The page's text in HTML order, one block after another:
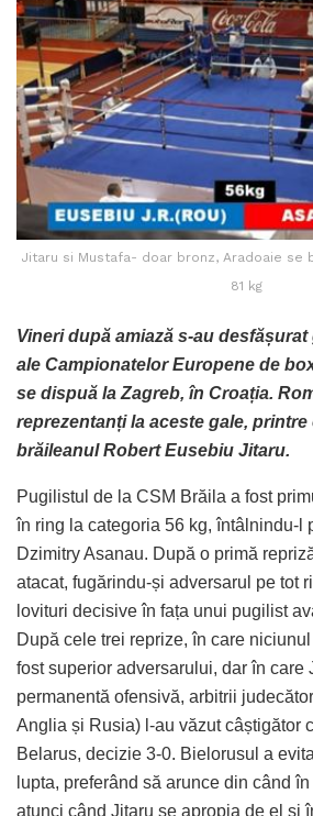
Jitaru si Mustafa- doar bronz, Aradoaie se
81 kg
Vineri după amiază s-au
ale Campionatelor Europene de
se dispuă la Zagreb, în Croația.
reprezentanți la aceste gale, printre
brăileanul Robert Eusebiu Jitaru.
Pugilistul de la CSM Brăila a fost
în ring la categoria 56 kg, întâlnindu-l
Dzimitry Asanau. După o primă
atacat, fugărindu-și adversarul pe tot
lovituri decisive în fața unui pugilist
După cele trei reprize, în care
fost superior adversarului, dar în care
permanentă ofensivă, arbitrii
Anglia și Rusia) l-au văzut câștigător
Belarus, decizie 3-0. Bielorusul a
lupta, preferând să arunce din când
atunci când Jitaru se apropia de el și